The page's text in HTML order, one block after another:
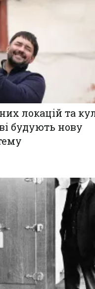
локацій та
будують нову